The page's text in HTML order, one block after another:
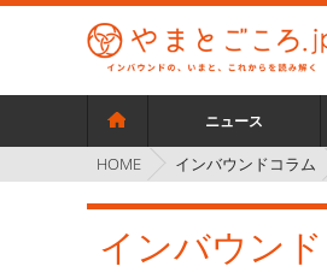
ニュース
HOME インバウンドコラム
インバウン